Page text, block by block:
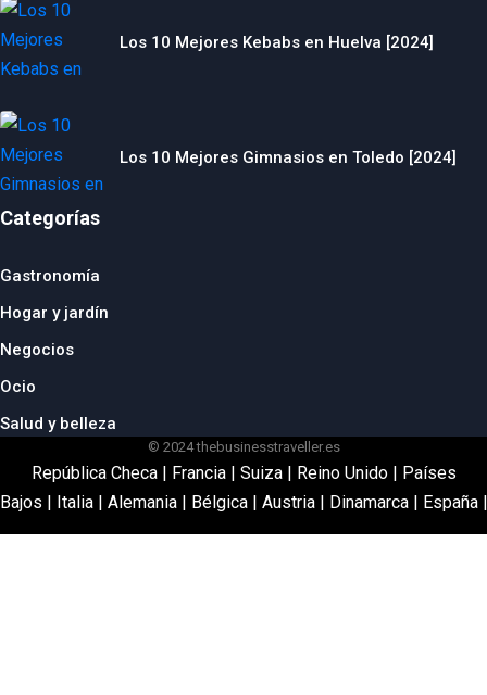
Los 10 Mejores Kebabs en Huelva [2024]
Los 10 Mejores Gimnasios en Toledo [2024]
Categorías
Gastronomía
Hogar y jardín
Negocios
Ocio
Salud y belleza
© 2024 thebusinesstraveller.es
República Checa| Francia| Suiza| Reino Unido| Países
Bajos | Italia | Alemania | Bélgica | Austria | Dinamarca | España